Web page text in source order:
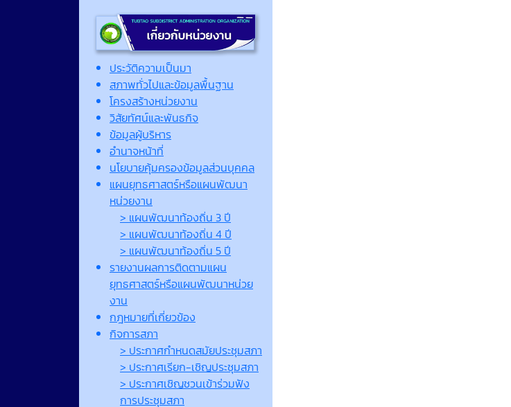
ประวัติความเป็นมา
สภาพทั่วไปและข้อมูลพื้นฐาน
โครงสร้างหน่วยงาน
วิสัยทัศน์และพันธกิจ
ข้อมูลผู้บริหาร
อำนาจหน้าที่
นโยบายคุ้มครองข้อมูลส่วนบุคคล
แผนยุทธศาสตร์หรือแผนพัฒนา
หน่วยงาน
> แผนพัฒนาท้องถิ่น 3 ปี
> แผนพัฒนาท้องถิ่น 4 ปี
> แผนพัฒนาท้องถิ่น 5 ปี
รายงานผลการติดตามแผน
ยุทธศาสตร์หรือแผนพัฒนาหน่วย
งาน
กฎหมายที่เกี่ยวข้อง
กิจการสภา
> ประกาศกำหนดสมัยประชุมสภา
> ประกาศเรียก-เชิญประชุมสภา
> ประกาศเชิญชวนเข้าร่วมฟัง
การประชุมสภา